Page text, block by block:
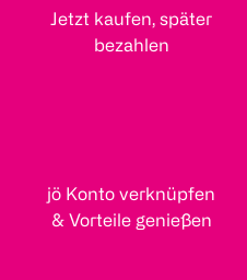
Jetzt kaufen, später
bezahlen
jö Konto verknüpfen
& Vorteile genießen